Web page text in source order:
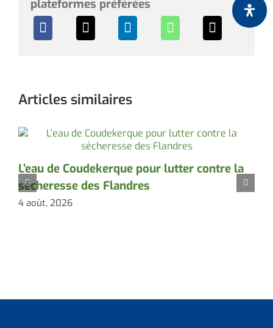
plateformes préférées
Articles similaires
L’eau de Coudekerque pour lutter contre la
sécheresse des Flandres
4 août, 2026